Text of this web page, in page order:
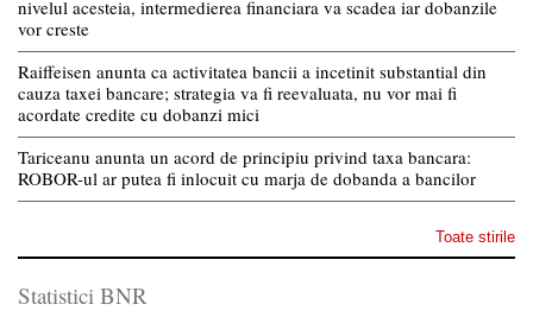
nivelul acesteia, intermedierea financiara va scadea iar dobanzile
vor creste
Raiffeisen anunta ca activitatea bancii a incetinit substantial din
cauza taxei bancare; strategia va fi reevaluata, nu vor mai fi
acordate credite cu dobanzi mici
Tariceanu anunta un acord de principiu privind taxa bancara:
ROBOR-ul ar putea fi inlocuit cu marja de dobanda a bancilor
Toate stirile
Statistici BNR